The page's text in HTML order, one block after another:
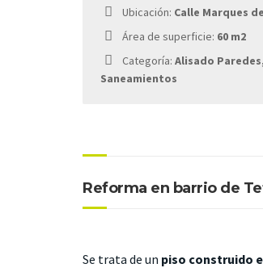
Ubicación: Calle Marques
Área de superficie: 60 m2
Categoría: Alisado
Saneamientos
Reforma en barrio de
Se trata de un piso construido